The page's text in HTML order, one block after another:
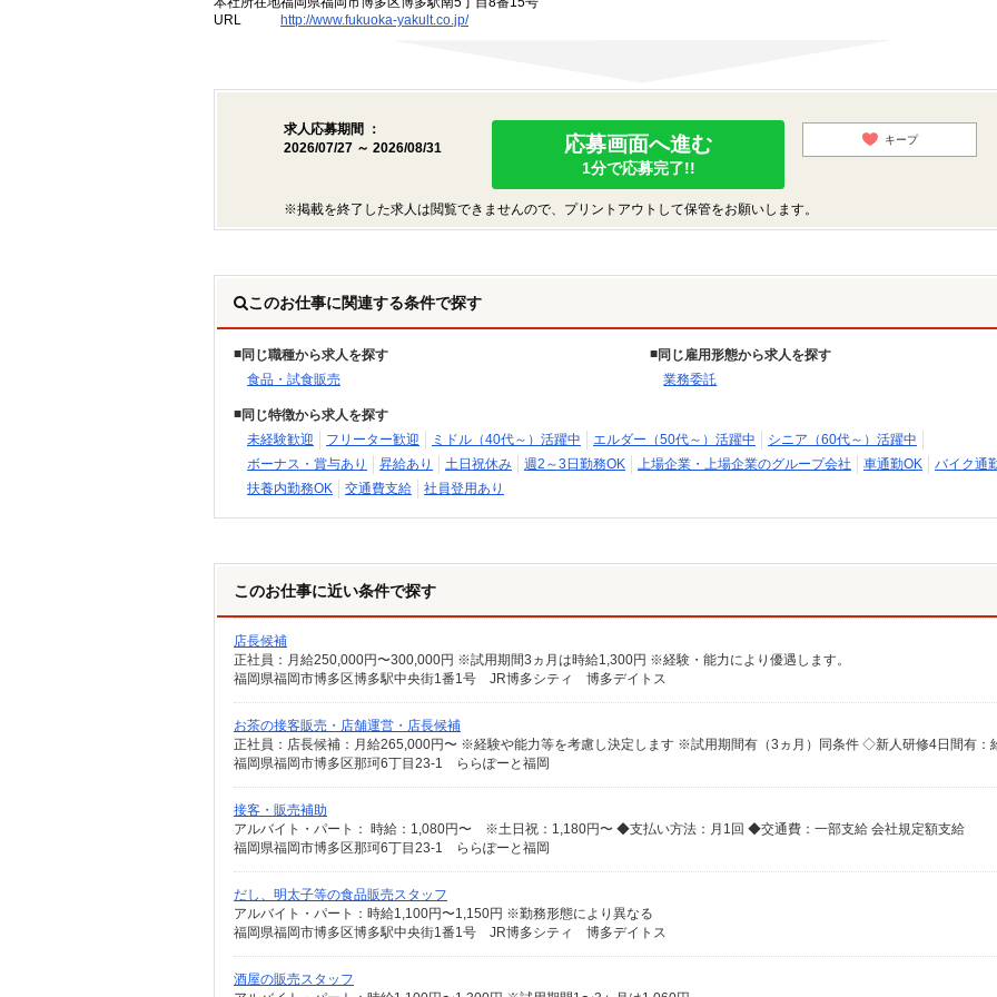
URL
http://www.fukuoka-yakult.co.jp/
求人応募期間 ：
2026/07/27 ～ 2026/08/31
応募画面へ進む
1分で応募完了!!
キープ
※掲載を終了した求人は閲覧できませんので、プリントアウトして保管をお願いします。
このお仕事に関連する条件で探す
同じ職種から求人を探す
食品・試食販売
同じ雇用形態から求人を探す
業務委託
同じ特徴から求人を探す
未経験歓迎
フリーター歓迎 ミドル（40代～）活躍中 エルダー（50代～）活躍中
シニア（60代～）活躍中
ボーナス・賞与あり
昇給あり 土日祝休み 週2～3日勤務OK 上場企業・上場企業のグループ会社 車通勤OK
バイク通
扶養内勤務OK
交通費支給 社員登用あり
このお仕事に近い条件で探す
店長候補
正社員：月給250,000円〜300,000円 ※試用期間3ヵ月は時給1,300円 ※経験・能力により優遇します。
福岡県福岡市博多区博多駅中央街1番1号 JR博多シティ 博多デイトス
お茶の接客販売・店舗運営・店長候補
福岡県福岡市博多区那珂6丁目23-1 ららぽーと福岡
接客・販売補助
アルバイト・パート： 時給：1,080円〜 ※土日祝：1,180円〜 ◆支払い方法：月1回 ◆交通費：一部支給 会社規定額支給
福岡県福岡市博多区那珂6丁目23-1 ららぽーと福岡
だし、明太子等の食品販売スタッフ
アルバイト・パート：時給1,100円〜1,150円 ※勤務形態により異なる
福岡県福岡市博多区博多駅中央街1番1号 JR博多シティ 博多デイトス
酒屋の販売スタッフ